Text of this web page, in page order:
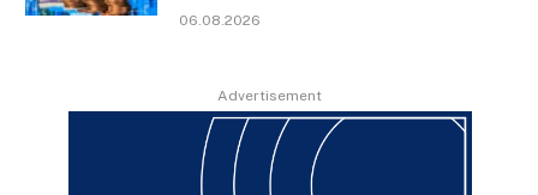
06.08.2026
Advertisement